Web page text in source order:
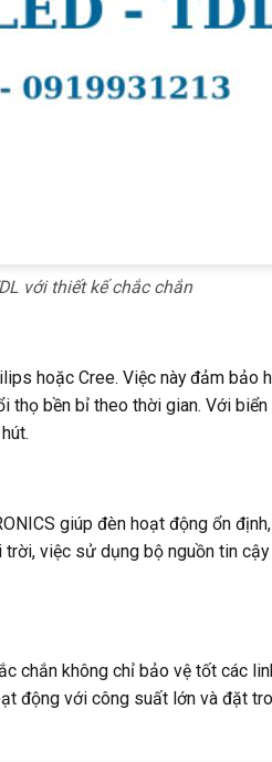
với thiết kế chắc chắn
hoặc Cree. Việc này đảm bảo
thọ bền bỉ theo thời gian. Với
giúp đèn hoạt động ổn
việc sử dụng bộ nguồn tin
chắn không chỉ bảo vệ tốt các
động với công suất lớn và đặt